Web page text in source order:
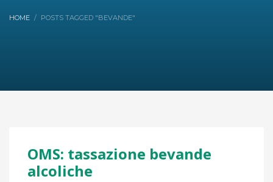
HOME POSTS TAGGED "BEVANDE"
OMS: tassazione bevande
alcoliche